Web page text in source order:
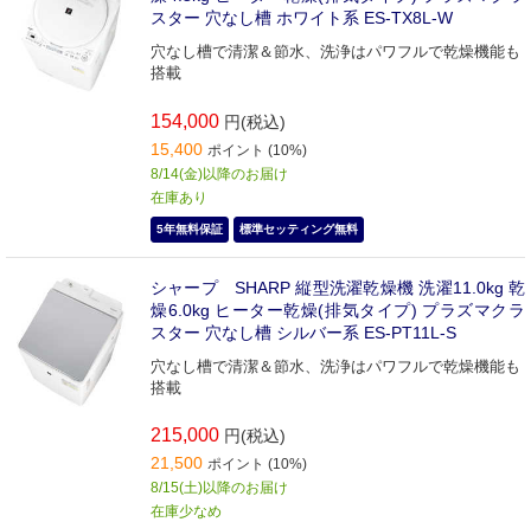
スター 穴なし槽 ホワイト系 ES-TX8L-W
穴なし槽で清潔＆節水、洗浄はパワフルで乾燥機能も
搭載
154,000 円(税込)
15,400 ポイント (10%)
8/14(金)以降のお届け
在庫あり
5年無料保証 標準セッティング無料
シャープ SHARP 縦型洗濯乾燥機 洗濯11.0kg 乾
燥6.0kg ヒーター乾燥(排気タイプ) プラズマクラ
スター 穴なし槽 シルバー系 ES-PT11L-S
穴なし槽で清潔＆節水、洗浄はパワフルで乾燥機能も
搭載
215,000 円(税込)
21,500 ポイント (10%)
8/15(土)以降のお届け
在庫少なめ